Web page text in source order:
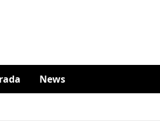
News